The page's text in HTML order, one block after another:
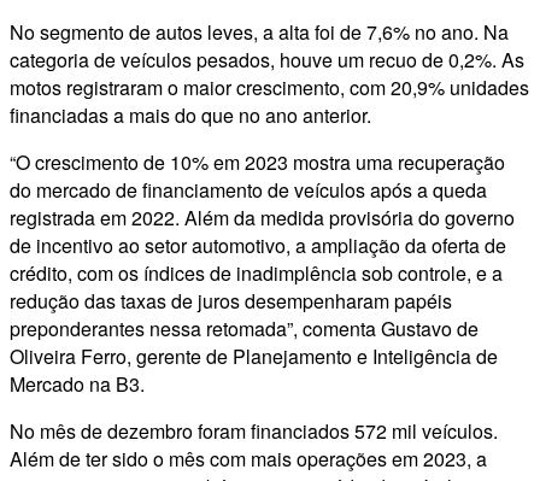
No segmento de autos leves, a alta foi de 7,6% no ano. Na
categoria de veículos pesados, houve um recuo de 0,2%. As
motos registraram o maior crescimento, com 20,9% unidades
financiadas a mais do que no ano anterior.
“O crescimento de 10% em 2023 mostra uma recuperação
do mercado de financiamento de veículos após a queda
registrada em 2022. Além da medida provisória do governo
de incentivo ao setor automotivo, a ampliação da oferta de
crédito, com os índices de inadimplência sob controle, e a
redução das taxas de juros desempenharam papéis
preponderantes nessa retomada”, comenta Gustavo de
Oliveira Ferro, gerente de Planejamento e Inteligência de
Mercado na B3.
No mês de dezembro foram financiados 572 mil veículos.
Além de ter sido o mês com mais operações em 2023, a